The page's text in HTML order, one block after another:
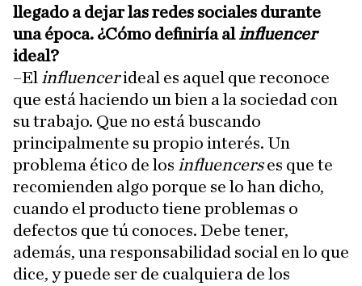
llegado a dejar las redes sociales durante
una época. ¿Cómo definiría alinfluencer
ideal?
–El influencerideal es aquel que reconoce
que está haciendo un bien a la sociedad con
su trabajo. Que no está buscando
principalmente su propio interés. Un
problema ético de los influencerses que te
recomienden algo porque se lo han dicho,
cuando el producto tiene problemas o
defectos que tú conoces. Debe tener,
además, una responsabilidad social en lo que
dice, y puede ser de cualquiera de los